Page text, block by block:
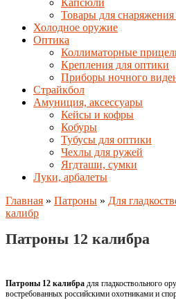
Капсюли
Товары для снаряжения
Холодное оружие
Оптика
Коллиматорные
Крепления для оптики
Приборы ночного
Страйкбол
Амуниция, аксессуары
Кейсы и кофры
Кобуры
Тубусы для оптики
Чехлы для ружей
Ягдташи, сумки
Луки, арбалеты
Главная » Патроны » Для
калибр
Патроны 12 калибра
Патроны 12 калибра для гладкоствольного
востребованных российскими охотниками и